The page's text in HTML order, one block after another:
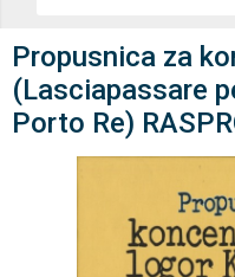
Propusnica za
(Lasciapassare
Porto Re)